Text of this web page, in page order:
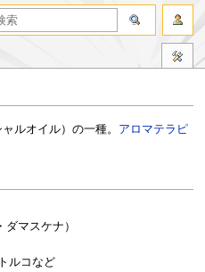
ャルオイル）の一種。 アロマテラピ
マスケナ）
ルコなど